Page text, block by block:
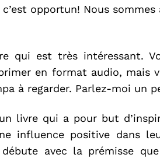
opportun! Nous
qui est très intéressant.
en format audio, mais
à regarder. Parlez-moi un
livre qui a pour but
influence positive dans
débute avec la prémisse